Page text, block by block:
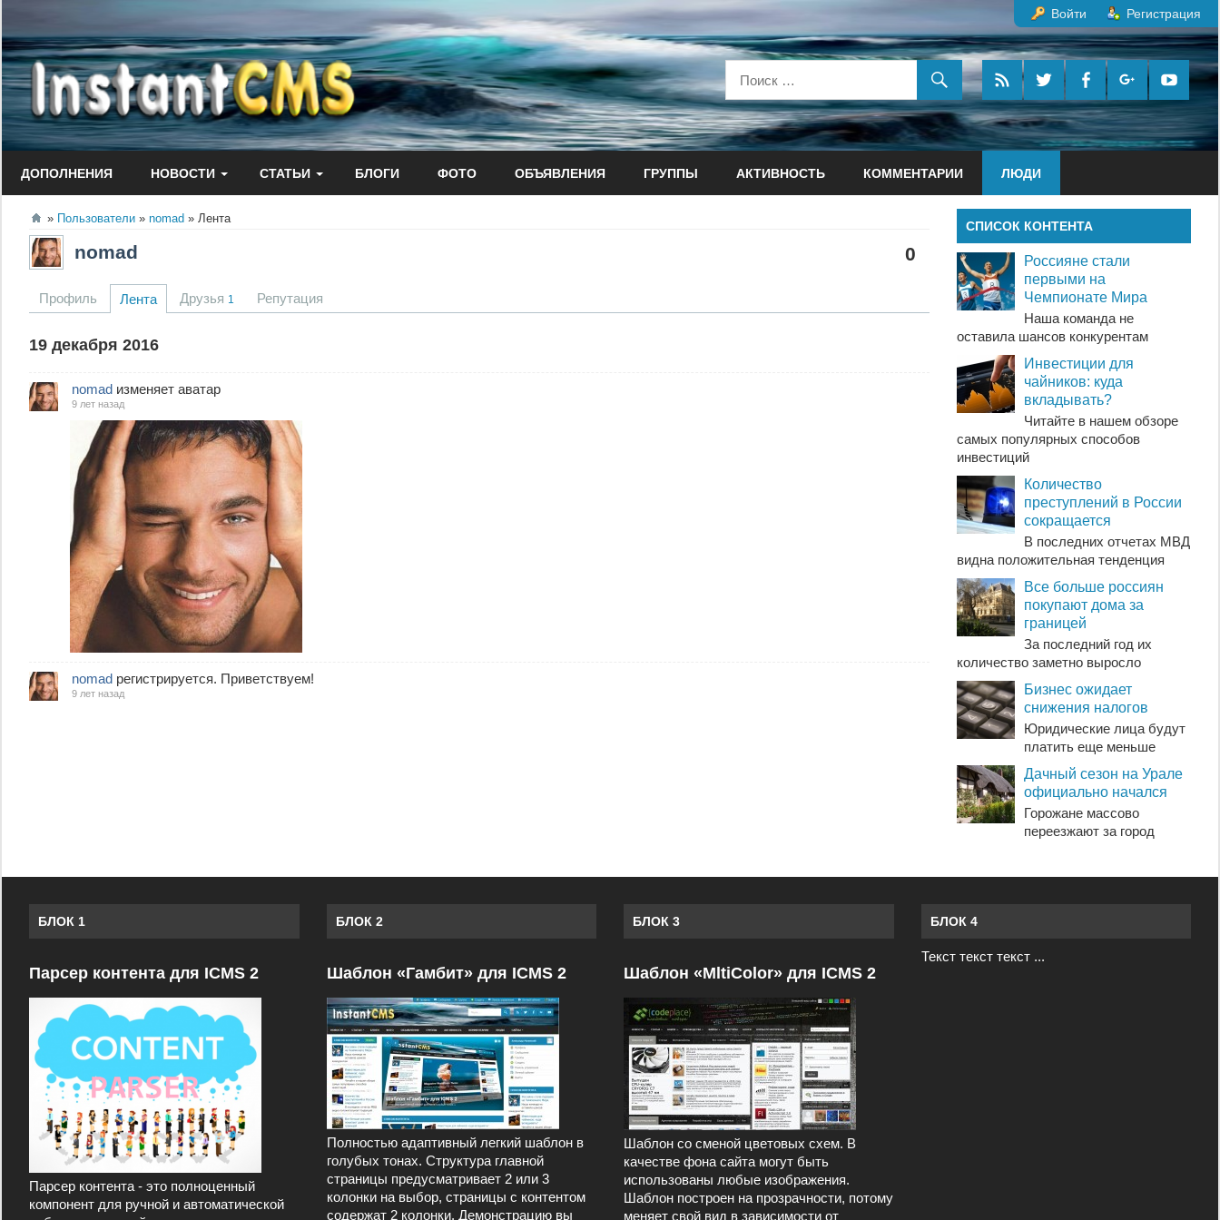
к
содержанию
Войти Регистрация
ДОПОЛНЕНИЯ НОВОСТИ СТАТЬИ БЛОГИ ФОТО ОБЪЯВЛЕНИЯ ГРУППЫ АКТИВНОСТЬ КОММЕНТАРИИ ЛЮДИ
Пользователи nomad Лента
0
nomad
Профиль Лента Друзья 1 Репутация
19 декабря 2016
nomad изменяет аватар
9 лет назад
nomad регистрируется. Приветствуем!
9 лет назад
СПИСОК КОНТЕНТА
Россияне стали
первыми на
Чемпионате Мира
Наша команда не
оставила шансов конкурентам
Инвестиции для
чайников: куда
вкладывать?
Читайте в нашем обзоре
самых популярных способов
инвестиций
Количество
преступлений в России
сокращается
В последних отчетах МВД
видна положительная тенденция
Все больше россиян
покупают дома за
границей
За последний год их
количество заметно выросло
Бизнес ожидает
снижения налогов
Юридические лица будут
платить еще меньше
Дачный сезон на Урале
официально начался
Горожане массово
переезжают за город
БЛОК 1
Парсер контента для ICMS 2
Парсер контента - это полноценный
компонент для ручной и автоматической
БЛОК 2
Шаблон «Гамбит» для ICMS 2
Полностью адаптивный легкий шаблон в
голубых тонах. Структура главной
страницы предусматривает 2 или 3
колонки на выбор, страницы с контентом
содержат 2 колонки. Демонстрацию вы
БЛОК 3
Шаблон «MltiColor» для ICMS 2
Шаблон со сменой цветовых схем. В
качестве фона сайта могут быть
использованы любые изображения.
Шаблон построен на прозрачности, потому
меняет свой вид в зависимости от
БЛОК 4
Текст текст текст ...